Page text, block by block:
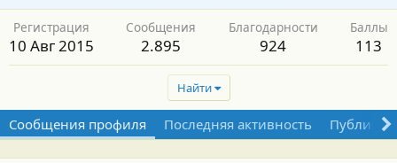
Регистрация
10 Авг 2015
Сообщения
2.895
Благодарности
924
Баллы
113
Найти
Сообщения профиля Последняя активность